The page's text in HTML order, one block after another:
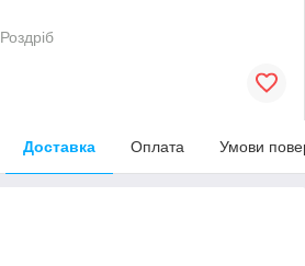
Роздріб
Доставка Оплата Умови